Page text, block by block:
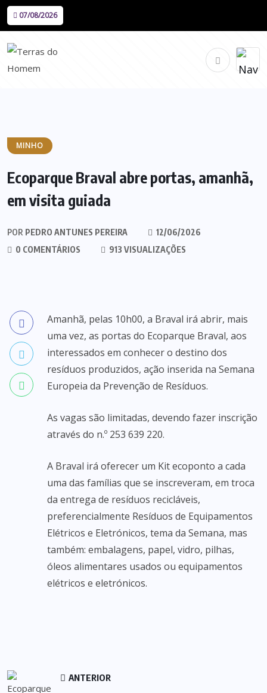
07/08/2026
MINHO
Ecoparque Braval abre portas, amanhã,
em visita guiada
POR PEDRO ANTUNES PEREIRA
12/06/2026
0 COMENTÁRIOS
913 VISUALIZAÇÕES
Amanhã, pelas 10h00, a Braval irá abrir, mais
uma vez, as portas do Ecoparque Braval, aos
interessados em conhecer o destino dos
resíduos produzidos, ação inserida na Semana
Europeia da Prevenção de Resíduos.
As vagas são limitadas, devendo fazer inscrição
através do n.º 253 639 220.
A Braval irá oferecer um Kit ecoponto a cada
uma das famílias que se inscreveram, em troca
da entrega de resíduos recicláveis,
preferencialmente Resíduos de Equipamentos
Elétricos e Eletrónicos, tema da Semana, mas
também: embalagens, papel, vidro, pilhas,
óleos alimentares usados ou equipamentos
elétricos e eletrónicos.
ANTERIOR